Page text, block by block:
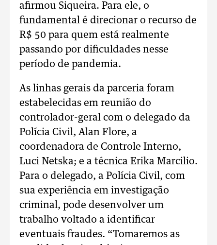
afirmou Siqueira. Para ele, o
fundamental é direcionar o recurso de
R$ 50 para quem está realmente
passando por dificuldades nesse
período de pandemia.
As linhas gerais da parceria foram
estabelecidas em reunião do
controlador-geral com o delegado da
Polícia Civil, Alan Flore, a
coordenadora de Controle Interno,
Luci Netska; e a técnica Erika Marcilio.
Para o delegado, a Polícia Civil, com
sua experiência em investigação
criminal, pode desenvolver um
trabalho voltado a identificar
eventuais fraudes. “Tomaremos as